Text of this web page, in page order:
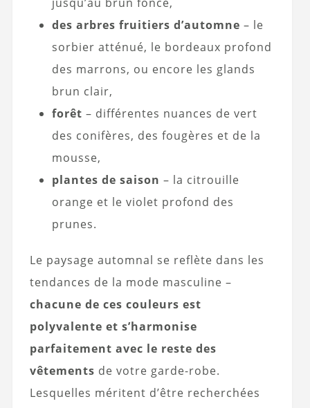
des arbres fruitiers d’automne – le
sorbier atténué, le bordeaux profond
des marrons, ou encore les glands
brun clair,
forêt – différentes nuances de vert
des conifères, des fougères et de la
mousse,
plantes de saison – la citrouille
orange et le violet profond des
prunes.
Le paysage automnal se reflète dans les
tendances de la mode masculine –
chacune de ces couleurs est
polyvalente et s’harmonise
parfaitement avec le reste des
vêtements de votre garde-robe.
Lesquelles méritent d’être recherchées